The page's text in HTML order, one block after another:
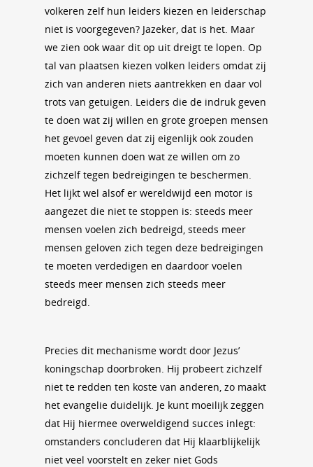
volkeren zelf hun leiders kiezen en leiderschap
niet is voorgegeven? Jazeker, dat is het. Maar
we zien ook waar dit op uit dreigt te lopen. Op
tal van plaatsen kiezen volken leiders omdat zij
zich van anderen niets aantrekken en daar vol
trots van getuigen. Leiders die de indruk geven
te doen wat zij willen en grote groepen mensen
het gevoel geven dat zij eigenlijk ook zouden
moeten kunnen doen wat ze willen om zo
zichzelf tegen bedreigingen te beschermen.
Het lijkt wel alsof er wereldwijd een motor is
aangezet die niet te stoppen is: steeds meer
mensen voelen zich bedreigd, steeds meer
mensen geloven zich tegen deze bedreigingen
te moeten verdedigen en daardoor voelen
steeds meer mensen zich steeds meer
bedreigd.
Precies dit mechanisme wordt door Jezus’
koningschap doorbroken. Hij probeert zichzelf
niet te redden ten koste van anderen, zo maakt
het evangelie duidelijk. Je kunt moeilijk zeggen
dat Hij hiermee overweldigend succes inlegt:
omstanders concluderen dat Hij klaarblijkelijk
niet veel voorstelt en zeker niet Gods